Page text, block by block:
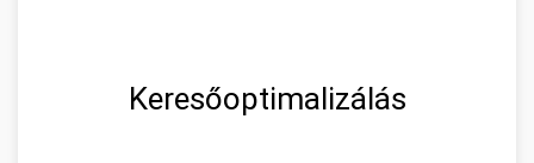
Keresőoptimalizálás